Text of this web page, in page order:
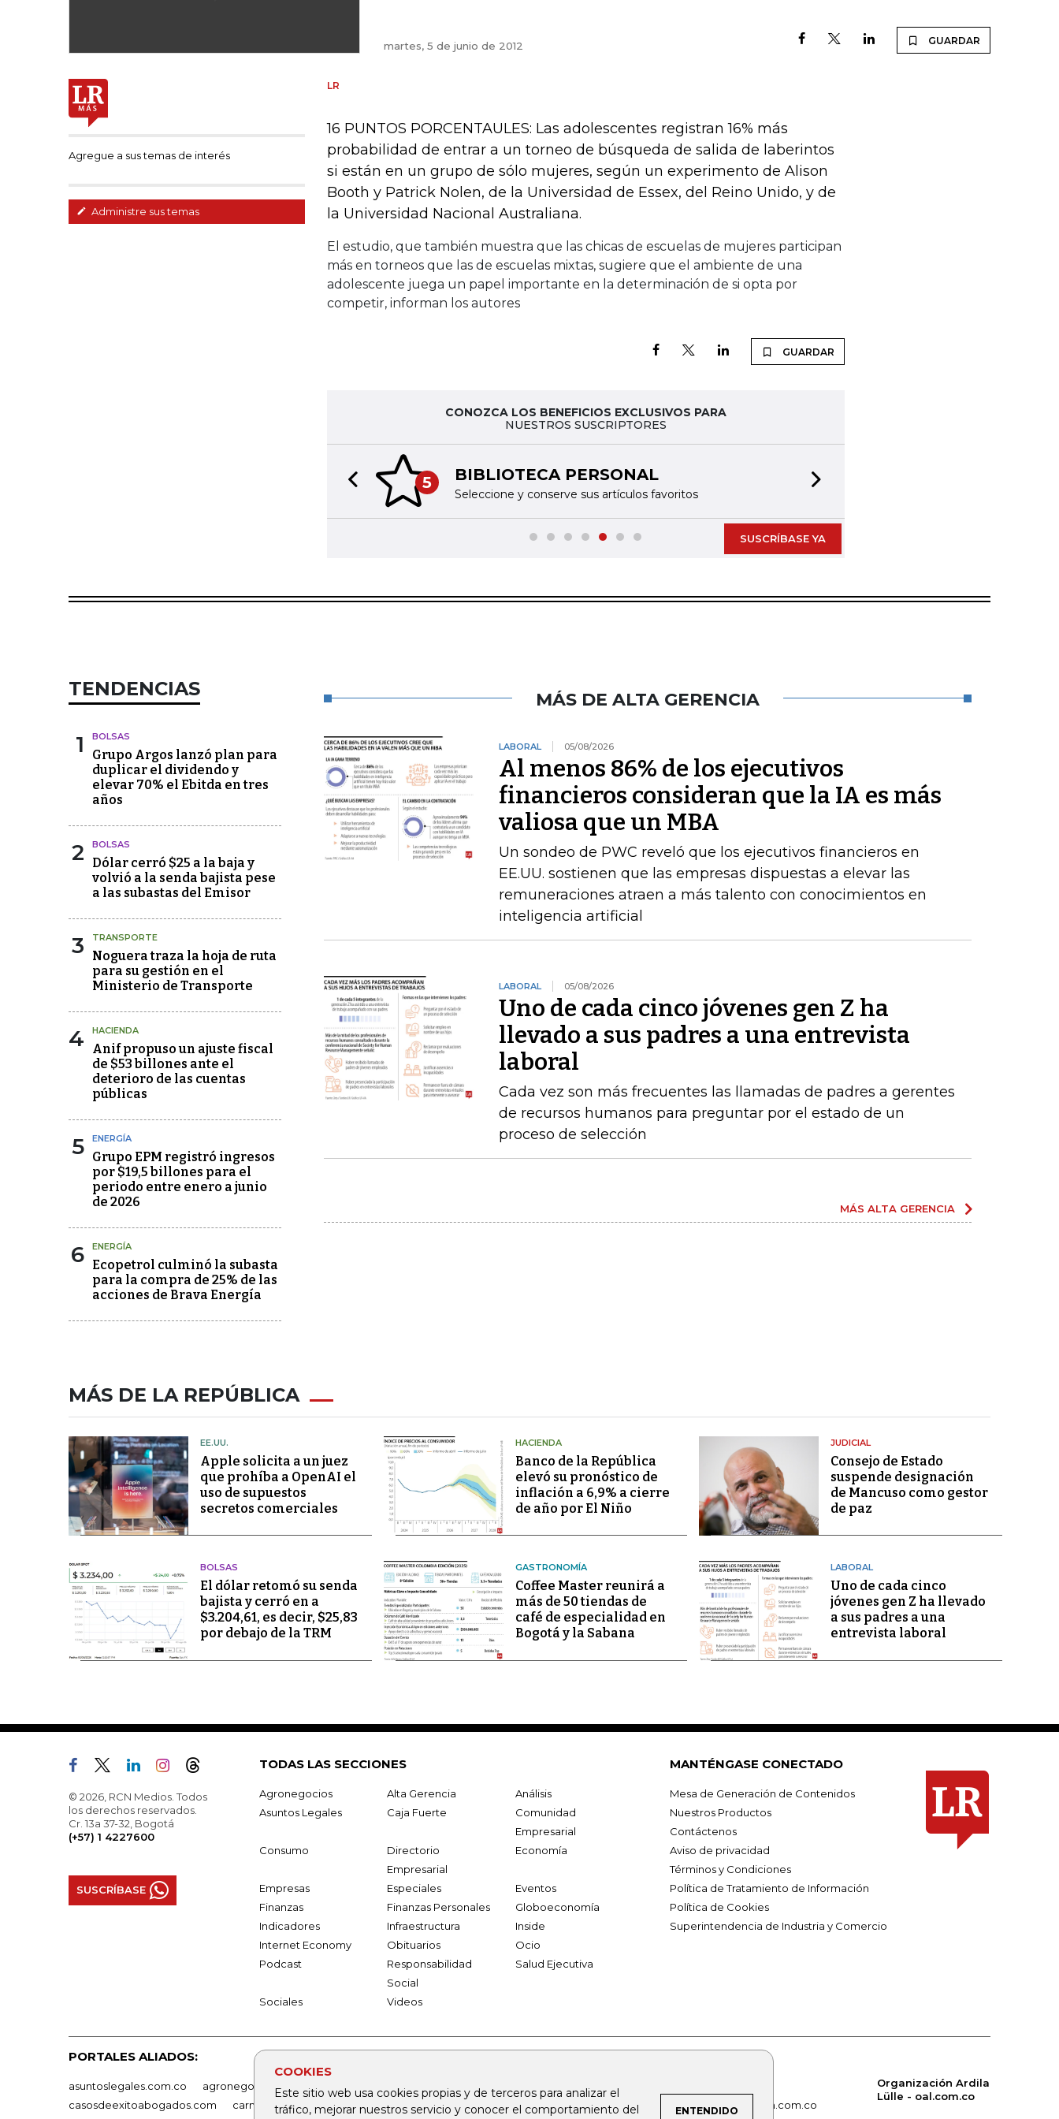
COOKIES
Este sitio web usa cookies propias y de terceros para analizar el
tráfico, mejorar nuestros servicio y conocer el comportamiento del
ENTENDIDO
martes, 5 de junio de 2012 GUARDAR
Agregue a sus temas de interés
Administre sus temas
LR
16 PUNTOS PORCENTAULES: Las adolescentes registran 16% más
probabilidad de entrar a un torneo de búsqueda de salida de laberintos
si están en un grupo de sólo mujeres, según un experimento de Alison
Booth y Patrick Nolen, de la Universidad de Essex, del Reino Unido, y de
la Universidad Nacional Australiana.
El estudio, que también muestra que las chicas de escuelas de mujeres participan
más en torneos que las de escuelas mixtas, sugiere que el ambiente de una
adolescente juega un papel importante en la determinación de si opta por
competir, informan los autores
GUARDAR
CONOZCA LOS BENEFICIOS EXCLUSIVOS PARA
NUESTROS SUSCRIPTORES
5 BIBLIOTECA PERSONAL
Seleccione y conserve sus artículos favoritos
Previous slide
SUSCRÍBASE YA
TENDENCIAS
1 BOLSAS
Grupo Argos lanzó plan para
duplicar el dividendo y
elevar 70% el Ebitda en tres
años
2 BOLSAS
Dólar cerró $25 a la baja y
volvió a la senda bajista pese
a las subastas del Emisor
3 TRANSPORTE
Noguera traza la hoja de ruta
para su gestión en el
Ministerio de Transporte
4 HACIENDA
Anif propuso un ajuste fiscal
de $53 billones ante el
deterioro de las cuentas
públicas
5 ENERGÍA
Grupo EPM registró ingresos
por $19,5 billones para el
periodo entre enero a junio
de 2026
6 ENERGÍA
Ecopetrol culminó la subasta
para la compra de 25% de las
acciones de Brava Energía
MÁS DE ALTA GERENCIA
LABORAL 05/08/2026
Al menos 86% de los ejecutivos
financieros consideran que la IA es más
valiosa que un MBA
Un sondeo de PWC reveló que los ejecutivos financieros en
EE.UU. sostienen que las empresas dispuestas a elevar las
remuneraciones atraen a más talento con conocimientos en
inteligencia artificial
LABORAL 05/08/2026
Uno de cada cinco jóvenes gen Z ha
llevado a sus padres a una entrevista
laboral
Cada vez son más frecuentes las llamadas de padres a gerentes
de recursos humanos para preguntar por el estado de un
proceso de selección
MÁS ALTA GERENCIA
MÁS DE LA REPÚBLICA
EE.UU.
Apple solicita a un juez
que prohíba a OpenAI el
uso de supuestos
secretos comerciales
HACIENDA
Banco de la República
elevó su pronóstico de
inflación a 6,9% a cierre
de año por El Niño
JUDICIAL
Consejo de Estado
suspende designación
de Mancuso como gestor
de paz
BOLSAS
El dólar retomó su senda
bajista y cerró en a
$3.204,61, es decir, $25,83
por debajo de la TRM
GASTRONOMÍA
Coffee Master reunirá a
más de 50 tiendas de
café de especialidad en
Bogotá y la Sabana
LABORAL
Uno de cada cinco
jóvenes gen Z ha llevado
a sus padres a una
entrevista laboral
© 2026, RCN Medios. Todos
los derechos reservados.
Cr. 13a 37-32, Bogotá
(+57) 1 4227600
SUSCRÍBASE
TODAS LAS SECCIONES
Agronegocios Alta Gerencia
Análisis
Asuntos Legales
Caja Fuerte
Comunidad
Empresarial
Consumo
Directorio
Empresarial
Economía
Empresas Especiales
Eventos
Finanzas
Finanzas Personales
Globoeconomía
Indicadores
Infraestructura
Inside
Internet Economy
Obituarios
Ocio
Podcast
Responsabilidad
Social
Salud Ejecutiva
Sociales Videos
MANTÉNGASE CONECTADO
Mesa de Generación de Contenidos
Nuestros Productos
Contáctenos
Aviso de privacidad
Términos y Condiciones
Política de Tratamiento de Información
Política de Cookies
Superintendencia de Industria y Comercio
PORTALES ALIADOS:
asuntoslegales.com.co agronegocios.co empresas.larepublica.co firmasdeabogados.com
bolsaencolombia.com
casosdeexitoabogados.com
carnavalindustriacultural.com canalrcn.com rcnradio.com noticiasrcn.com lafm.com.co
alerta.com.co
Organización Ardila
Lülle - oal.com.co